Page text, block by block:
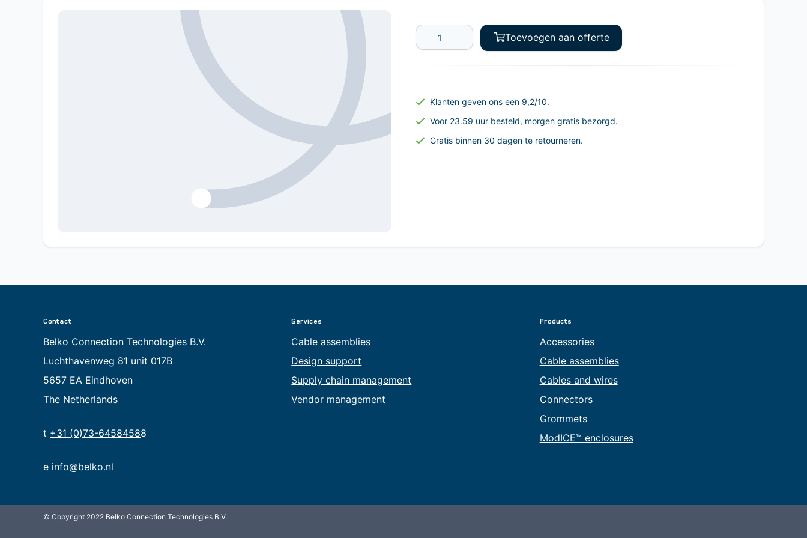
Toevoegen aan offerte
Klanten geven ons een 9,2/10.
Voor 23.59 uur besteld, morgen gratis bezorgd.
Gratis binnen 30 dagen te retourneren.
Contact
Belko Connection Technologies B.V.
Luchthavenweg 81 unit 017B
5657 EA Eindhoven
The Netherlands
t +31 (0)73-64584588
e info@belko.nl
Services
Cable assemblies
Design support
Supply chain management
Vendor management
Products
Accessories
Cable assemblies
Cables and wires
Connectors
Grommets
ModICE™ enclosures
© Copyright 2022 Belko Connection Technologies B.V.